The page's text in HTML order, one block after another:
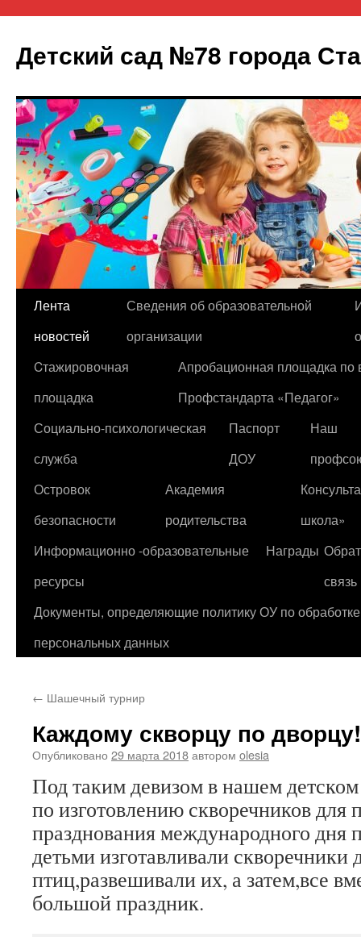
Детский сад №78 города
Перейти
содержимому
Лента
новостей
Сведения об образовательной
организации
Cтажировочная
площадка
Апробационная площадка по
Профстандарта «Педагог»
Социально-психологическая
служба
Паспорт
ДОУ
Наш
Островок
безопасности
Академия
родительства
школа»
Информационно -образовательные
ресурсы
Награды
связь
Документы, определяющие политику ОУ по обработке
персональных данных
← Шашечный турнир
Каждому скворцу по дворцу!
Опубликовано 29 марта 2018автором olesia
Под таким девизом в нашем
по изготовлению скворечников для
празднования международного дня
детьми изготавливали скворечники
птиц,развешивали их, а затем,все
большой праздник.